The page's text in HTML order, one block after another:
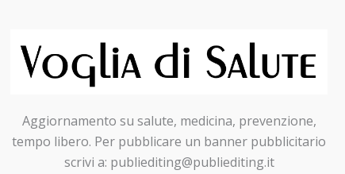
Aggiornamento su salute, medicina, prevenzione,
tempo libero. Per pubblicare un banner pubblicitario
scrivi a: publiediting@publiediting.it